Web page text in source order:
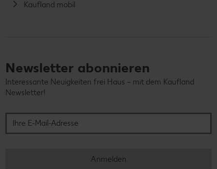
Kaufland mobil
Newsletter abonnieren
Interessante Neuigkeiten frei Haus – mit dem Kaufland
Newsletter!
Anmelden